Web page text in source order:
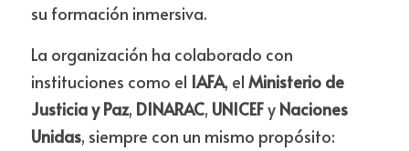
su formación inmersiva.
La organización ha colaborado con
instituciones como el IAFA, el Ministerio de
Justicia y Paz, DINARAC, UNICEF y Naciones
Unidas, siempre con un mismo propósito: